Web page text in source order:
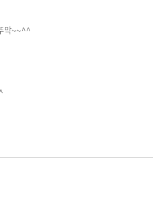
막~~^^